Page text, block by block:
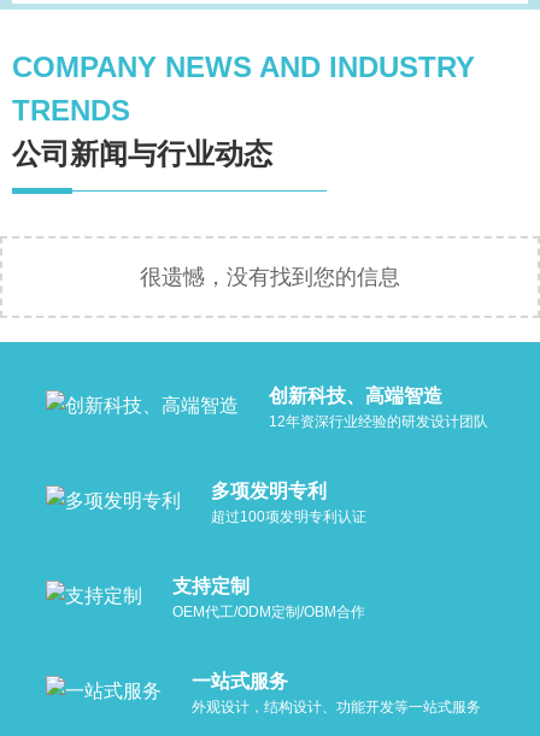
COMPANY NEWS AND INDUSTRY
TRENDS
公司新闻与行业动态
很遗憾，没有找到您的信息
创新科技、高端智造
12年资深行业经验的研发设计团队
多项发明专利
超过100项发明专利认证
支持定制
OEM代工/ODM定制/OBM合作
一站式服务
外观设计，结构设计、功能开发等一站式服务